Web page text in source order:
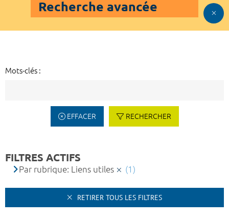
Recherche avancée
Mots-clés :
EFFACER RECHERCHER
FILTRES ACTIFS
Par rubrique: Liens utiles (1)
RETIRER TOUS LES FILTRES